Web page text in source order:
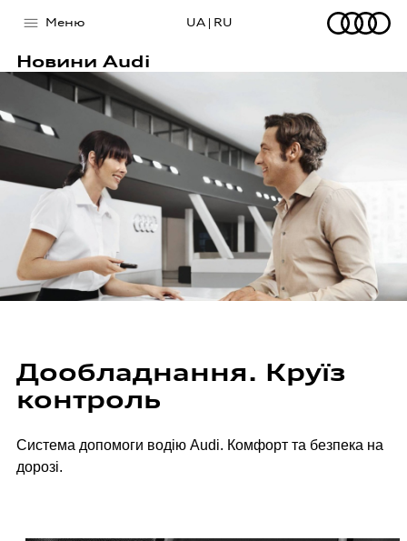
Меню UA RU
Головна сторінка
Модельний ряд
Покупцям
Спеціальні пропозиції
Страхування
Власникам
Обзор
Пряме приймання
Про компанію
Новини Audi
Дообладнання. Круїз
контроль
Система допомоги водію Audi. Комфорт та безпека на
дорозі.